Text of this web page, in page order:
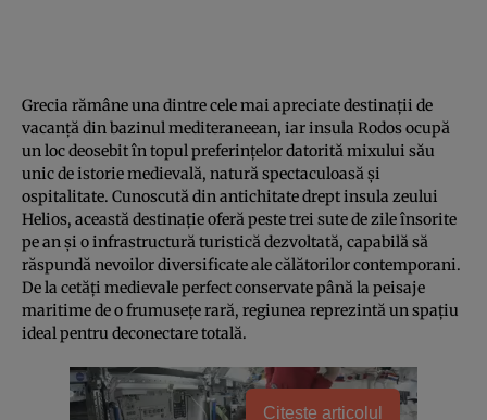
Grecia rămâne una dintre cele mai apreciate destinații de
vacanță din bazinul mediteraneean, iar insula Rodos ocupă
un loc deosebit în topul preferințelor datorită mixului său
unic de istorie medievală, natură spectaculoasă și
ospitalitate. Cunoscută din antichitate drept insula zeului
Helios, această destinație oferă peste trei sute de zile însorite
pe an și o infrastructură turistică dezvoltată, capabilă să
răspundă nevoilor diversificate ale călătorilor contemporani.
De la cetăți medievale perfect conservate până la peisaje
maritime de o frumusețe rară, regiunea reprezintă un spațiu
ideal pentru deconectare totală.
Citește articolul